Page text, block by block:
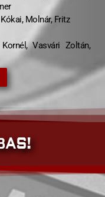
Molnár, Fritz
Vasvári Zoltán,